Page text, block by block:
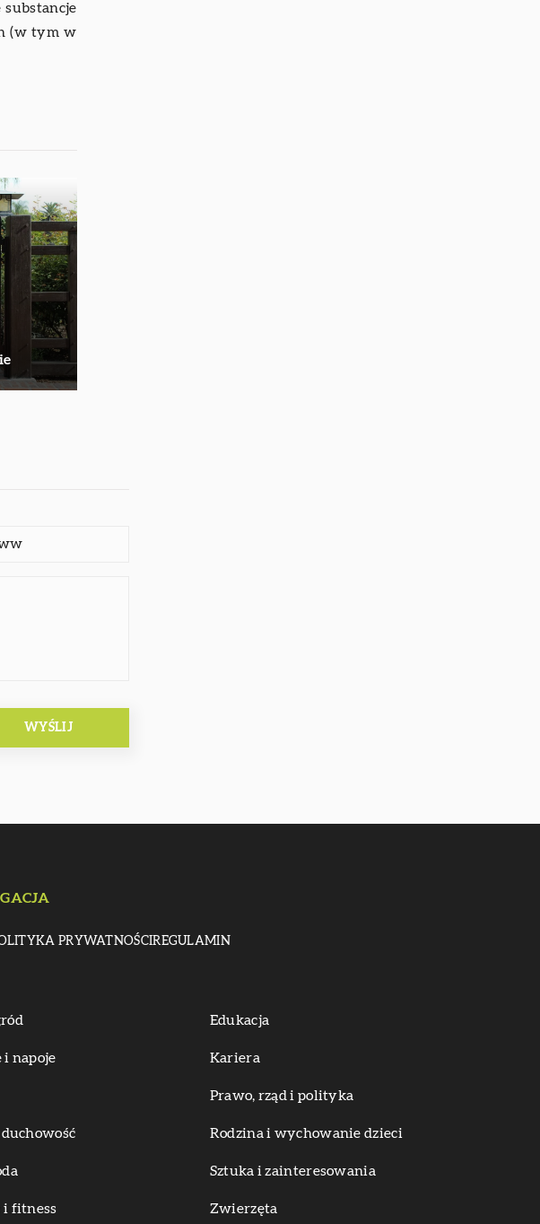
(w tym w
PRYWATNOŚCIREGULAMIN
Edukacja
i napoje Kariera
Prawo, rząd i polityka
Rodzina i wychowanie dzieci
Sztuka i zainteresowania
i fitness Zwierzęta